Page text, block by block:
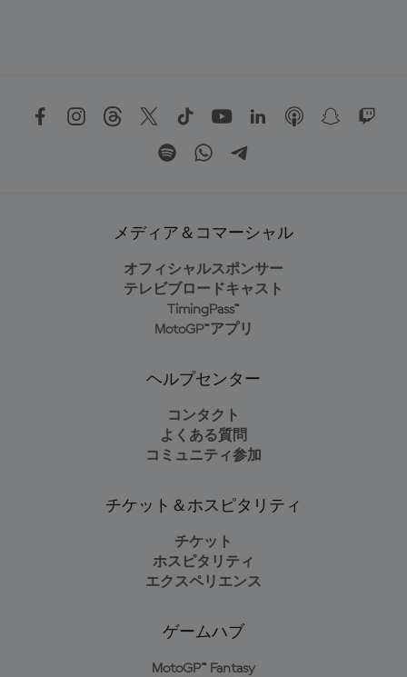
メディア＆コマーシャル
オフィシャルスポンサー
テレビブロードキャスト
TimingPass™
MotoGP™アプリ
ヘルプセンター
コンタクト
よくある質問
コミュニティ参加
チケット＆ホスピタリティ
チケット
ホスピタリティ
エクスペリエンス
ゲームハブ
MotoGP™ Fantasy